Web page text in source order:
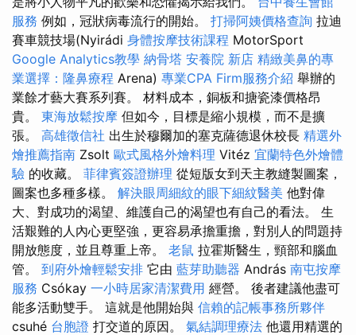
服務 例如，冠狀病毒流行的開始。 打掃阿姨價格查詢 拉迪
賽車競技場(Nyirádi 身體按摩技術課程 MotorSport
Google Analytics教學 納骨塔 安養院 新店 精緻美鼻的專
業選擇：隆鼻療程 Arena) 專業CPA Firm服務介紹 舉辦的
業餘才藝大賽系列賽。 材料成本，銅板和搪瓷漆價格昂
貴。 東海放鬆按摩 但如今，目標是縮小規模，而不是擴
張。 高雄徵信社 出生於穆爾加的塞克薩德退休校長 精選外
燴推薦指南 Zsolt 歐式風格外燴料理 Vitéz 宜蘭特色外燴體
驗 的收藏。 菲律賓簽證辦理 從短版女到天主教縫製圖案，
圖案也多種多樣。 解決眼周細紋的眼下細紋醫美 他對偉
大、對成功的渴望、維護自己的渴望也有自己的看法。 生
活艱難的人內心更堅強，更容易承擔重擔，對別人的問題持
開放態度，並且尊重上帝。 老鼠 拉霍斯醫生，頸部和腦血
管。 到府外燴輕鬆安排 它由 藍芽助聽器 András 南屯按摩
服務 Csókay 一小時居家清潔費用 經營。 後者建議他盡可
能多活動雙手。 這就是他開始與 信賴的記帳事務所夥伴
csuhé 台胞證 打交道的原因。 氣結調理療法 他還用精選的